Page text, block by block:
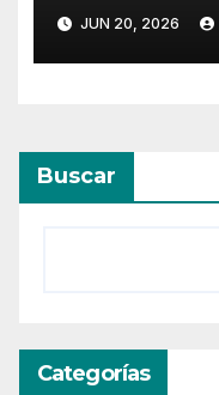
JUN 20, 2026
Buscar
Categorías